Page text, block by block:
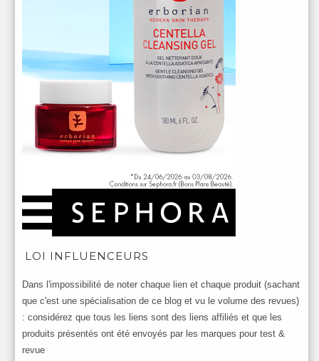
LOI INFLUENCEURS
Dans l'impossibilité de noter chaque lien et chaque produit (sachant
que c'est une spécialisation de ce blog et vu le volume des revues)
: considérez que tous les liens sont des liens affiliés et que les
produits présentés ont été envoyés par les marques pour test &
revue